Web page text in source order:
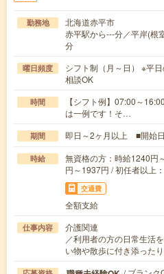
勤務地
北海道赤平市
赤平駅から---分／平岸(根
分
曜日頻度
シフト制（月～日） ※平
相談OK
時間
【シフト例】07:00～
は一例です！そ…
期間 即日～2ヶ月以上 ■開始日
時給
無資格の方：時給1240円
円～1937円 / 初任者以上
交通費
全額支給
仕事内容
介護関連
／利用者の方の日常生活
い物や散歩に付き添った